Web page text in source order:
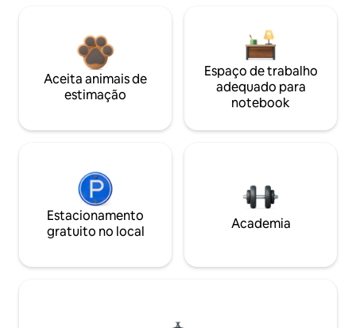
Aceita animais de
estimação
Espaço de trabalho
adequado para
notebook
Estacionamento
gratuito no local
Academia